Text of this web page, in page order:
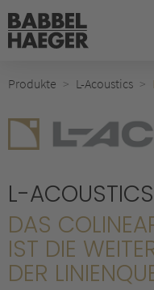
Produkte L-Acoustics
L-
DAS
IST DIE
DER